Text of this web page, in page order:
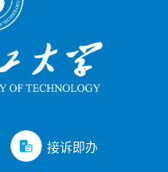
接诉即办